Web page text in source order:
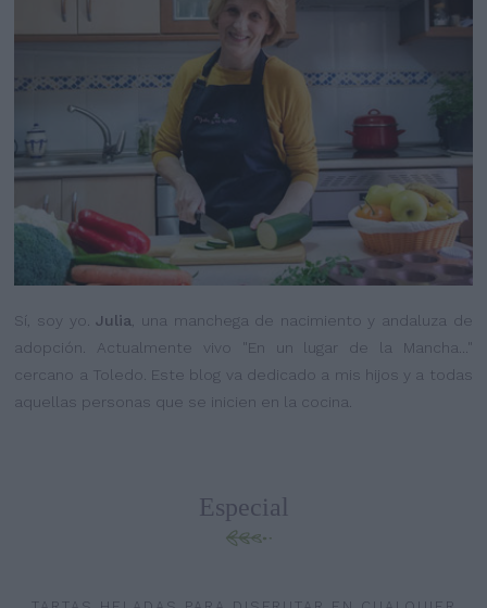
Sí, soy yo.Julia, una manchega de nacimiento y andaluza de
adopción. Actualmente vivo "En un lugar de la Mancha..."
cercano a Toledo. Este blog va dedicado a mis hijos y a todas
aquellas personas que se inicien en la cocina.
Especial